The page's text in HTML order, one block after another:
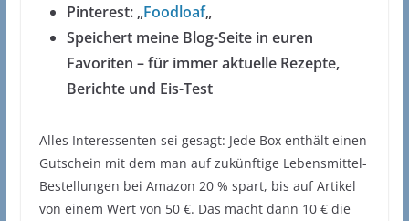
Pinterest: „Foodloaf„
Speichert meine Blog-Seite in euren
Favoriten – für immer aktuelle Rezepte,
Berichte und Eis-Test
Alles Interessenten sei gesagt: Jede Box enthält einen
Gutschein mit dem man auf zukünftige Lebensmittel-
Bestellungen bei Amazon 20 % spart, bis auf Artikel
von einem Wert von 50 €. Das macht dann 10 € die